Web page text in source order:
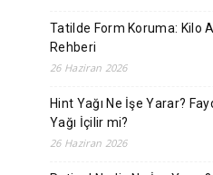
Tatilde Form Koruma: Kilo
Rehberi
26 Haziran 2026
Hint Yağı Ne İşe Yarar?
Yağı İçilir mi?
26 Haziran 2026